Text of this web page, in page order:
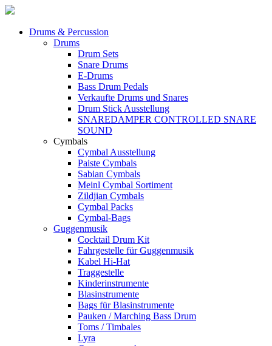
Drums & Percussion
Drums
Drum Sets
Snare Drums
E-Drums
Bass Drum Pedals
Verkaufte Drums und Snares
Drum Stick Ausstellung
SNAREDAMPER CONTROLLED SNARE
SOUND
Cymbals
Cymbal Ausstellung
Paiste Cymbals
Sabian Cymbals
Meinl Cymbal Sortiment
Zildjian Cymbals
Cymbal Packs
Cymbal-Bags
Guggenmusik
Cocktail Drum Kit
Fahrgestelle für Guggenmusik
Kabel Hi-Hat
Traggestelle
Kinderinstrumente
Blasinstrumente
Bags für Blasinstrumente
Pauken / Marching Bass Drum
Toms / Timbales
Lyra